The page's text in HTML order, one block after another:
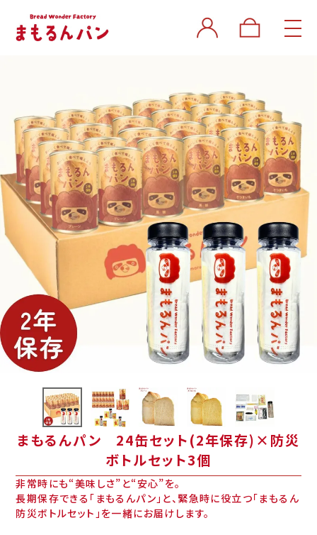
まもるんパン 24缶セット(2年保存)×防災
ボトルセット3個
非常時にも“美味しさ”と“安心”を。
長期保存できる「まもるんパン」と、緊急時に役立つ「まもるん
防災ボトルセット」を一緒にお届けします。